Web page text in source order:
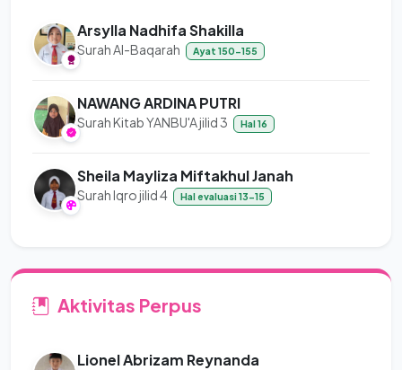
Arsylla Nadhifa Shakilla
Surah Al-Baqarah Ayat 150-155
NAWANG ARDINA PUTRI
Surah Kitab YANBU'A jilid 3 Hal 16
Sheila Mayliza Miftakhul Janah
Surah Iqro jilid 4 Hal evaluasi 13-15
Aktivitas Perpus
Lionel Abrizam Reynanda